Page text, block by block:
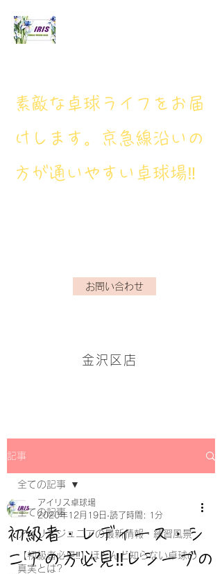
​素敵な卓球ライフをお届
けします。京急線沿いの
方が通いやすい卓球場‼
お問い合わせ
金沢区店
記事
全ての記事
アイリスジュニアの最新情報・練習風景
【初級者必見‼】ほとんど知らない卓球の
真実とは?
全ての記事
初級者・レディース・シ
ニアの方必見‼レシーブの
アイリス卓球場
2020年12月19日 読了時間: 1分